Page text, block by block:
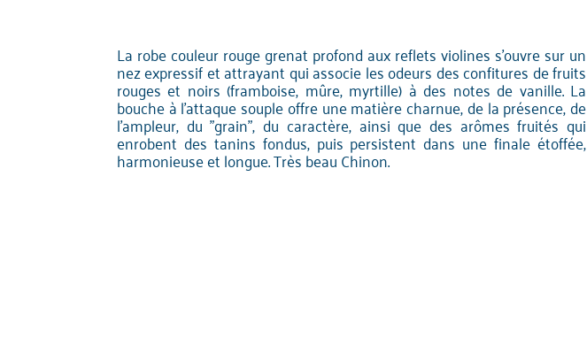
La robe couleur rouge grenat profond aux reflets violines s'ouvre sur un
nez expressif et attrayant qui associe les odeurs des confitures de fruits
rouges et noirs (framboise, mûre, myrtille) à des notes de vanille. La
bouche à l'attaque souple offre une matière charnue, de la présence, de
l'ampleur, du "grain", du caractère, ainsi que des arômes fruités qui
enrobent des tanins fondus, puis persistent dans une finale étoffée,
harmonieuse et longue. Très beau Chinon.